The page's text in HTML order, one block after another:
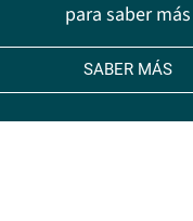
para saber más
SABER MÁS